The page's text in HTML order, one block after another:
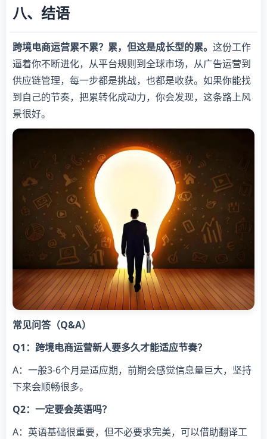
八、结语
跨境电商运营累不累？累，但这是成长型的累。 这份工作
逼着你不断进化，从平台规则到全球市场，从广告运营到
供应链管理，每一步都是挑战，也都是收获。如果你能找
到自己的节奏，把累转化成动力，你会发现，这条路上风
景很好。
常见问答（Q&A）
Q1：跨境电商运营新人要多久才能适应节奏？
A：一般3-6个月是适应期，前期会感觉信息量巨大，坚持
下来会顺畅很多。
Q2：一定要会英语吗？
A：英语基础很重要，但不必要求完美，可以借助翻译工